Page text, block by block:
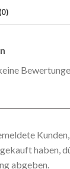
haben,
abgeben.